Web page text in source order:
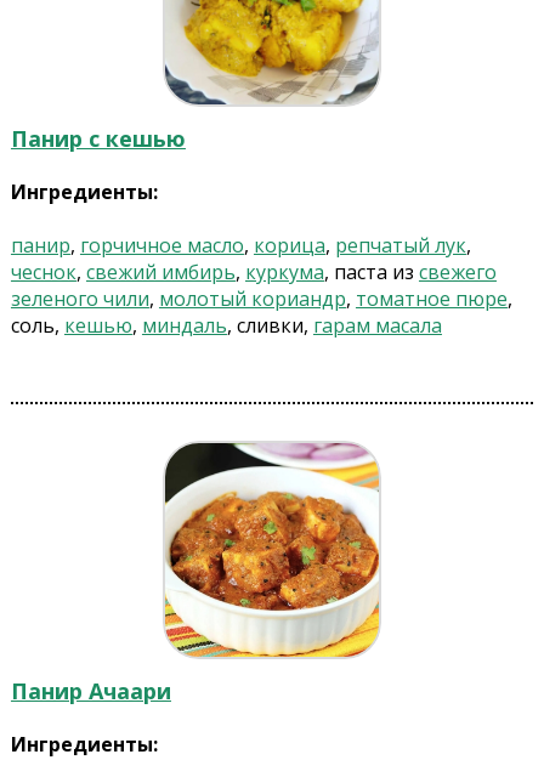
Панир c кешью
Ингредиенты:
панир, горчичное масло, корица, репчатый лук,
чеснок, свежий имбирь, куркума, паста из свежего
зеленого чили, молотый кориандр, томатное пюре,
соль, кешью, миндаль, сливки, гарам масала
Панир Ачаари
Ингредиенты: